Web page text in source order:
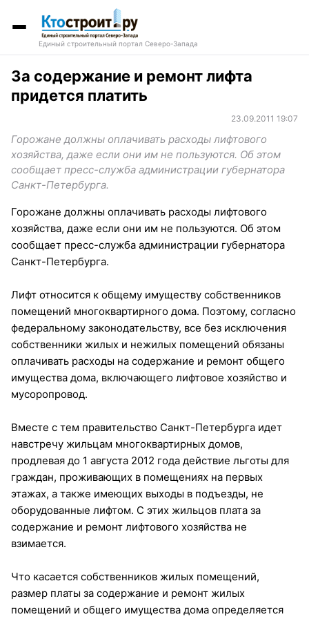
Единый строительный портал Северо-Запада
За содержание и ремонт лифта
придется платить
23.09.2011 19:07
Горожане должны оплачивать расходы лифтового
хозяйства, даже если они им не пользуются. Об этом
сообщает пресс-служба администрации губернатора
Санкт-Петербурга.
Горожане должны оплачивать расходы лифтового
хозяйства, даже если они им не пользуются. Об этом
сообщает пресс-служба администрации губернатора
Санкт-Петербурга.
Лифт относится к общему имуществу собственников
помещений многоквартирного дома. Поэтому, согласно
федеральному законодательству, все без исключения
собственники жилых и нежилых помещений обязаны
оплачивать расходы на содержание и ремонт общего
имущества дома, включающего лифтовое хозяйство и
мусоропровод.
Вместе с тем правительство Санкт-Петербурга идет
навстречу жильцам многоквартирных домов,
продлевая до 1 августа 2012 года действие льготы для
граждан, проживающих в помещениях на первых
этажах, а также имеющих выходы в подъезды, не
оборудованные лифтом. С этих жильцов плата за
содержание и ремонт лифтового хозяйства не
взимается.
Что касается собственников жилых помещений,
размер платы за содержание и ремонт жилых
помещений и общего имущества дома определяется